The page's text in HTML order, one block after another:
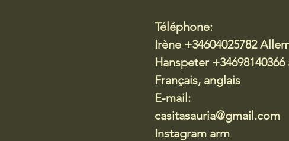
Téléphone:
Irène +34604025782
Hanspeter
Français, anglais
E-mail:
casitasauria@gmail.com
Instagram arm